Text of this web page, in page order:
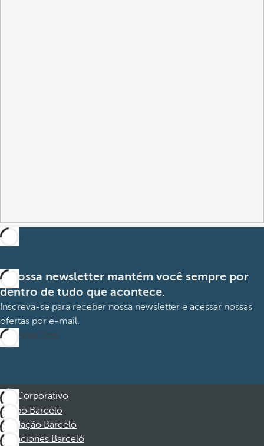
A nossa newsletter mantém você sempre por
dentro de tudo que acontece.
Inscreva-se para receber nossa newsletter e acessar nossas
ofertas por e-mail.
Inscrever-me
Corporativo
Grupo Barceló
Fundação Barceló
Vacaciones Barceló